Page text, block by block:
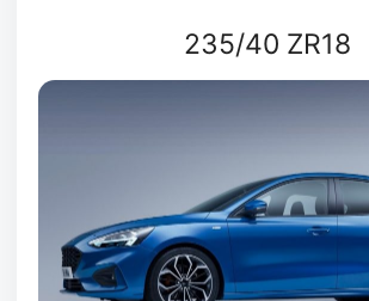
235/40 ZR18